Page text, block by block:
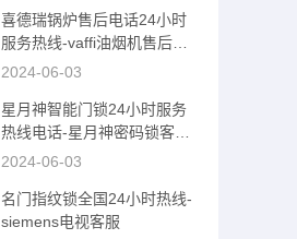
喜德瑞锅炉售后电话24小时
服务热线-vaffi油烟机售后服
务电话
2024-06-03
星月神智能门锁24小时服务
热线电话-星月神密码锁客服
电话
2024-06-03
名门指纹锁全国24小时热线-
siemens电视客服